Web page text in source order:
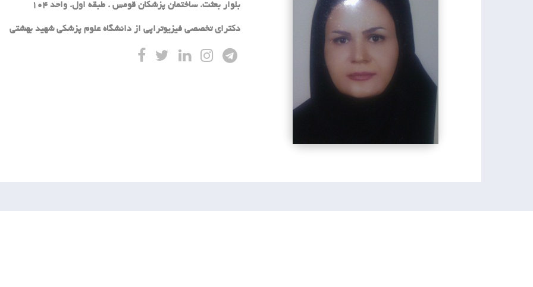
بلوار بعثت. ساختمان پزشکان قومس . طبقه اول. واحد 104
دکترای تخصصی فیزیوتراپی از دانشگاه علوم پزشکی شهید بهشتی